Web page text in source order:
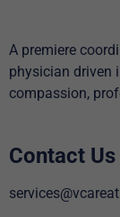
A premiere
physician driven
compassion,
Contact Us